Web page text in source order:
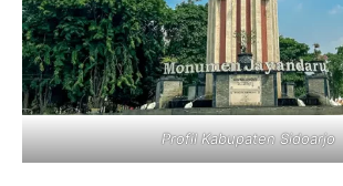
Profil Kabupaten Sidoarjo